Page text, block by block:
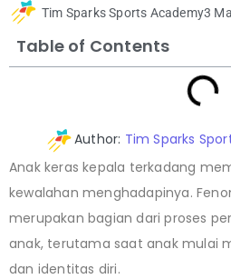
Tim Sparks Sports Academy3
Table of Contents
Author: Tim Sparks
Anak keras kepala terkadang
kewalahan menghadapinya.
merupakan bagian dari proses
anak, terutama saat anak mulai
dan identitas diri.